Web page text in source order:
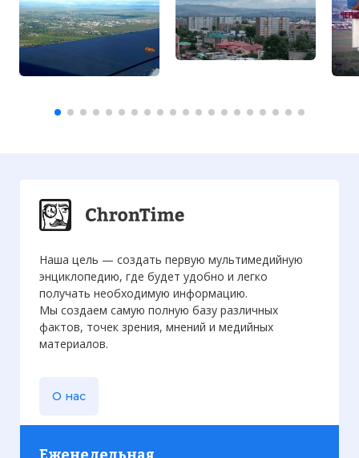
Наша цель — создать первую мультимедийную
энциклопедию, где будет удобно и легко
получать необходимую информацию.
Мы создаем самую полную базу различных
фактов, точек зрения, мнений и медийных
материалов.
О нас
Еженедельная